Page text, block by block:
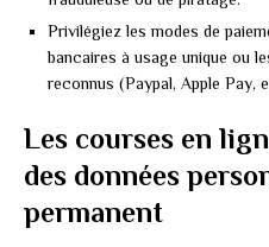
Privilégiez les modes de
bancaires à usage unique ou
reconnus (Paypal, Apple Pay,
Les courses en
des données
permanent